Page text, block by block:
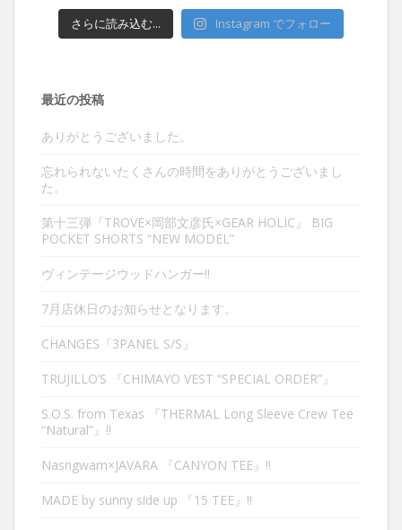
さらに読み込む... Instagram でフォロー
最近の投稿
ありがとうございました。
忘れられないたくさんの時間をありがとうございまし
た。
第十三弾『TROVE×岡部文彦氏×GEAR HOLIC』 BIG
POCKET SHORTS “NEW MODEL”
ヴィンテージウッドハンガー‼︎
7月店休日のお知らせとなります。
CHANGES『3PANEL S/S』
TRUJILLO’S 『CHIMAYO VEST “SPECIAL ORDER”』
S.O.S. from Texas 『THERMAL Long Sleeve Crew Tee
“Natural”』‼︎
Nasngwam×JAVARA 『CANYON TEE』‼︎
MADE by sunny side up 『15 TEE』‼︎